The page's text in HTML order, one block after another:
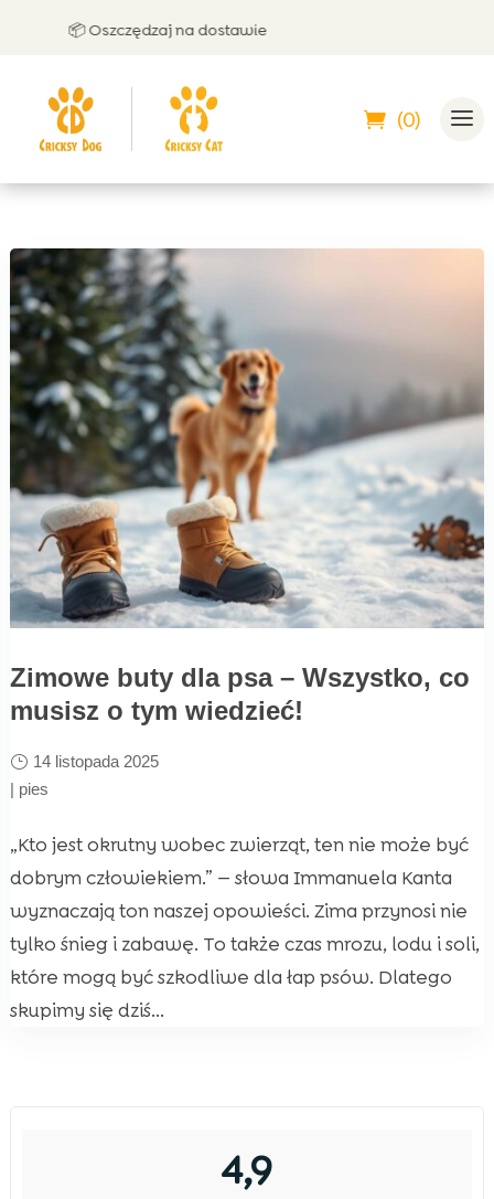
📦 Oszczędzaj na dostawie
(0)
Zimowe buty dla psa – Wszystko, co
musisz o tym wiedzieć!
14 listopada 2025
| pies
„Kto jest okrutny wobec zwierząt, ten nie może być
dobrym człowiekiem.” — słowa Immanuela Kanta
wyznaczają ton naszej opowieści. Zima przynosi nie
tylko śnieg i zabawę. To także czas mrozu, lodu i soli,
które mogą być szkodliwe dla łap psów. Dlatego
skupimy się dziś...
4,9